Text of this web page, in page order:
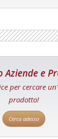
Aziende e
per cercare
prodotto!
Cerca adesso